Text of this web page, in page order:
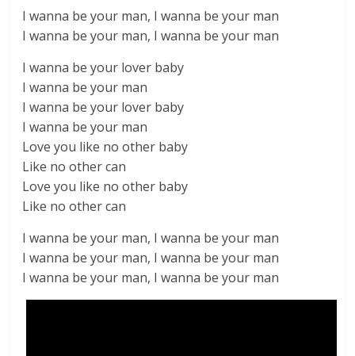
I wanna be your man, I wanna be your man
I wanna be your man, I wanna be your man
I wanna be your lover baby
I wanna be your man
I wanna be your lover baby
I wanna be your man
Love you like no other baby
Like no other can
Love you like no other baby
Like no other can
I wanna be your man, I wanna be your man
I wanna be your man, I wanna be your man
I wanna be your man, I wanna be your man